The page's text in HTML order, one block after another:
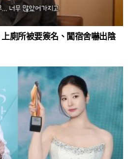
廁所被要簽名、闖宿舍嚇出陰